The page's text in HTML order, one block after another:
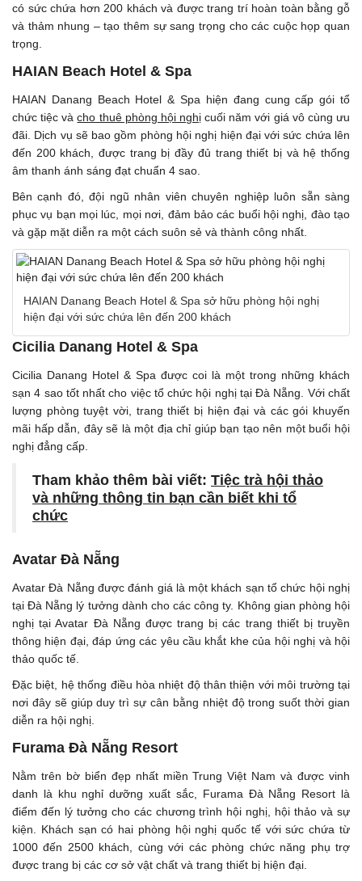
có sức chứa hơn 200 khách và được trang trí hoàn toàn bằng gỗ
và thảm nhung – tạo thêm sự sang trọng cho các cuộc họp quan
trọng.
HAIAN Beach Hotel & Spa
HAIAN Danang Beach Hotel & Spa hiện đang cung cấp gói tổ
chức tiệc vàcho thuê phòng hội nghị cuối năm với giá vô cùng ưu
đãi. Dịch vụ sẽ bao gồm phòng hội nghị hiện đại với sức chứa lên
đến 200 khách, được trang bị đầy đủ trang thiết bị và hệ thống
âm thanh ánh sáng đạt chuẩn 4 sao.
Bên cạnh đó, đội ngũ nhân viên chuyên nghiệp luôn sẵn sàng
phục vụ bạn mọi lúc, mọi nơi, đảm bảo các buổi hội nghị, đào tạo
và gặp mặt diễn ra một cách suôn sẻ và thành công nhất.
HAIAN Danang Beach Hotel & Spa sở hữu phòng hội nghị
hiện đại với sức chứa lên đến 200 khách
Cicilia Danang Hotel & Spa
Cicilia Danang Hotel & Spa được coi là một trong những khách
sạn 4 sao tốt nhất cho việc tổ chức hội nghị tại Đà Nẵng. Với chất
lượng phòng tuyệt vời, trang thiết bị hiện đại và các gói khuyến
mãi hấp dẫn, đây sẽ là một địa chỉ giúp bạn tạo nên một buổi hội
nghị đẳng cấp.
Tham khảo thêm bài viết: Tiệc trà hội thảo
và những thông tin bạn cần biết khi tổ
chức
Avatar Đà Nẵng
Avatar Đà Nẵng được đánh giá là một khách sạn tổ chức hội nghị
tại Đà Nẵng lý tưởng dành cho các công ty. Không gian phòng hội
nghị tại Avatar Đà Nẵng được trang bị các trang thiết bị truyền
thông hiện đại, đáp ứng các yêu cầu khắt khe của hội nghị và hội
thảo quốc tế.
Đặc biệt, hệ thống điều hòa nhiệt độ thân thiện với môi trường tại
nơi đây sẽ giúp duy trì sự cân bằng nhiệt độ trong suốt thời gian
diễn ra hội nghị.
Furama Đà Nẵng Resort
Nằm trên bờ biển đẹp nhất miền Trung Việt Nam và được vinh
danh là khu nghỉ dưỡng xuất sắc, Furama Đà Nẵng Resort là
điểm đến lý tưởng cho các chương trình hội nghị, hội thảo và sự
kiện. Khách sạn có hai phòng hội nghị quốc tế với sức chứa từ
1000 đến 2500 khách, cùng với các phòng chức năng phụ trợ
được trang bị các cơ sở vật chất và trang thiết bị hiện đại.